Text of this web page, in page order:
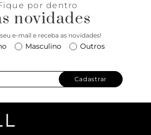
por dentro
novidades
e-mail e receba as novidades!
Masculino Outros
Cadastrar